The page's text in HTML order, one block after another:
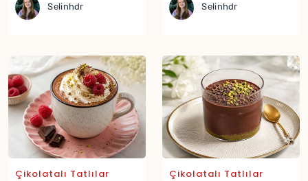
Selinhdr Selinhdr
Çikolatalı Tatlılar
Çikolatalı Tatlılar